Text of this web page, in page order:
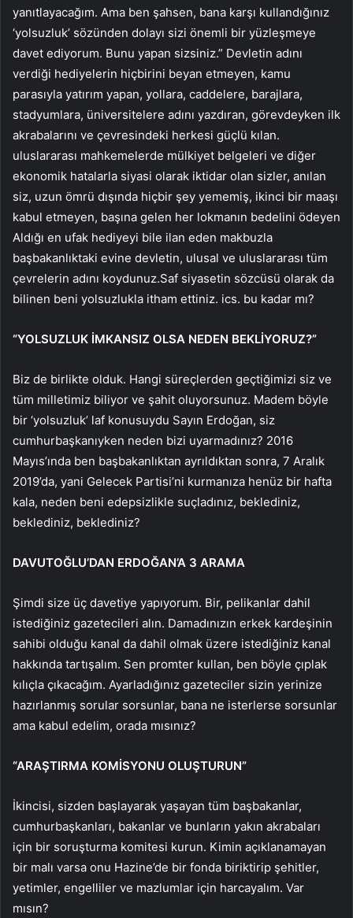
yanıtlayacağım. Ama ben şahsen, bana karşı kullandığınız
‘yolsuzluk’ sözünden dolayı sizi önemli bir yüzleşmeye
davet ediyorum. Bunu yapan sizsiniz.” Devletin adını
verdiği hediyelerin hiçbirini beyan etmeyen, kamu
parasıyla yatırım yapan, yollara, caddelere, barajlara,
stadyumlara, üniversitelere adını yazdıran, görevdeyken ilk
akrabalarını ve çevresindeki herkesi güçlü kılan.
uluslararası mahkemelerde mülkiyet belgeleri ve diğer
ekonomik hatalarla siyasi olarak iktidar olan sizler, anılan
siz, uzun ömrü dışında hiçbir şey yememiş, ikinci bir maaşı
kabul etmeyen, başına gelen her lokmanın bedelini ödeyen
Aldığı en ufak hediyeyi bile ilan eden makbuzla
başbakanlıktaki evine devletin, ulusal ve uluslararası tüm
çevrelerin adını koydunuz.Saf siyasetin sözcüsü olarak da
bilinen beni yolsuzlukla itham ettiniz. ics. bu kadar mı?
“YOLSUZLUK İMKANSIZ OLSA NEDEN BEKLİYORUZ?”
Biz de birlikte olduk. Hangi süreçlerden geçtiğimizi siz ve
tüm milletimiz biliyor ve şahit oluyorsunuz. Madem böyle
bir ‘yolsuzluk’ laf konusuydu Sayın Erdoğan, siz
cumhurbaşkanıyken neden bizi uyarmadınız? 2016
Mayıs’ında ben başbakanlıktan ayrıldıktan sonra, 7 Aralık
2019’da, yani Gelecek Partisi’ni kurmanıza henüz bir hafta
kala, neden beni edepsizlikle suçladınız, beklediniz,
beklediniz, beklediniz?
DAVUTOĞLU’DAN ERDOĞAN’A 3 ARAMA
Şimdi size üç davetiye yapıyorum. Bir, pelikanlar dahil
istediğiniz gazetecileri alın. Damadınızın erkek kardeşinin
sahibi olduğu kanal da dahil olmak üzere istediğiniz kanal
hakkında tartışalım. Sen promter kullan, ben böyle çıplak
kılıçla çıkacağım. Ayarladığınız gazeteciler sizin yerinize
hazırlanmış sorular sorsunlar, bana ne isterlerse sorsunlar
ama kabul edelim, orada mısınız?
“ARAŞTIRMA KOMİSYONU OLUŞTURUN”
İkincisi, sizden başlayarak yaşayan tüm başbakanlar,
cumhurbaşkanları, bakanlar ve bunların yakın akrabaları
için bir soruşturma komitesi kurun. Kimin açıklanamayan
bir malı varsa onu Hazine’de bir fonda biriktirip şehitler,
yetimler, engelliler ve mazlumlar için harcayalım. Var
mısın?